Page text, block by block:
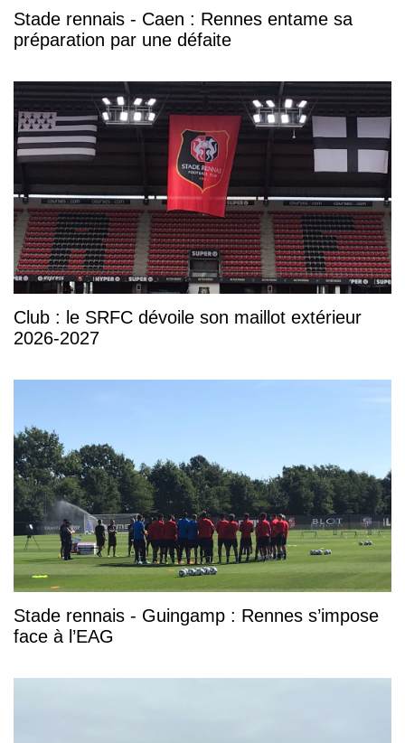
Stade rennais - Caen : Rennes entame sa
préparation par une défaite
Club : le SRFC dévoile son maillot extérieur
2026-2027
Stade rennais - Guingamp : Rennes s’impose
face à l’EAG